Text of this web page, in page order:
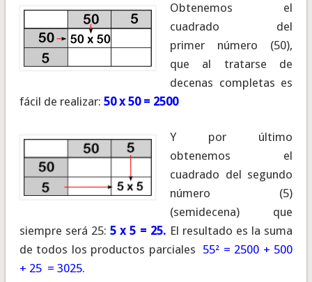
Obtenemos el
cuadrado del
primer número (50),
que al tratarse de
decenas completas es
fácil de realizar: 50 x 50 = 2500
Y por último
obtenemos el
cuadrado del segundo
número (5)
(semidecena) que
siempre será 25:5 x 5 = 25. El resultado es la suma
de todos los productos parciales 55² = 2500 + 500
+ 25 = 3025.